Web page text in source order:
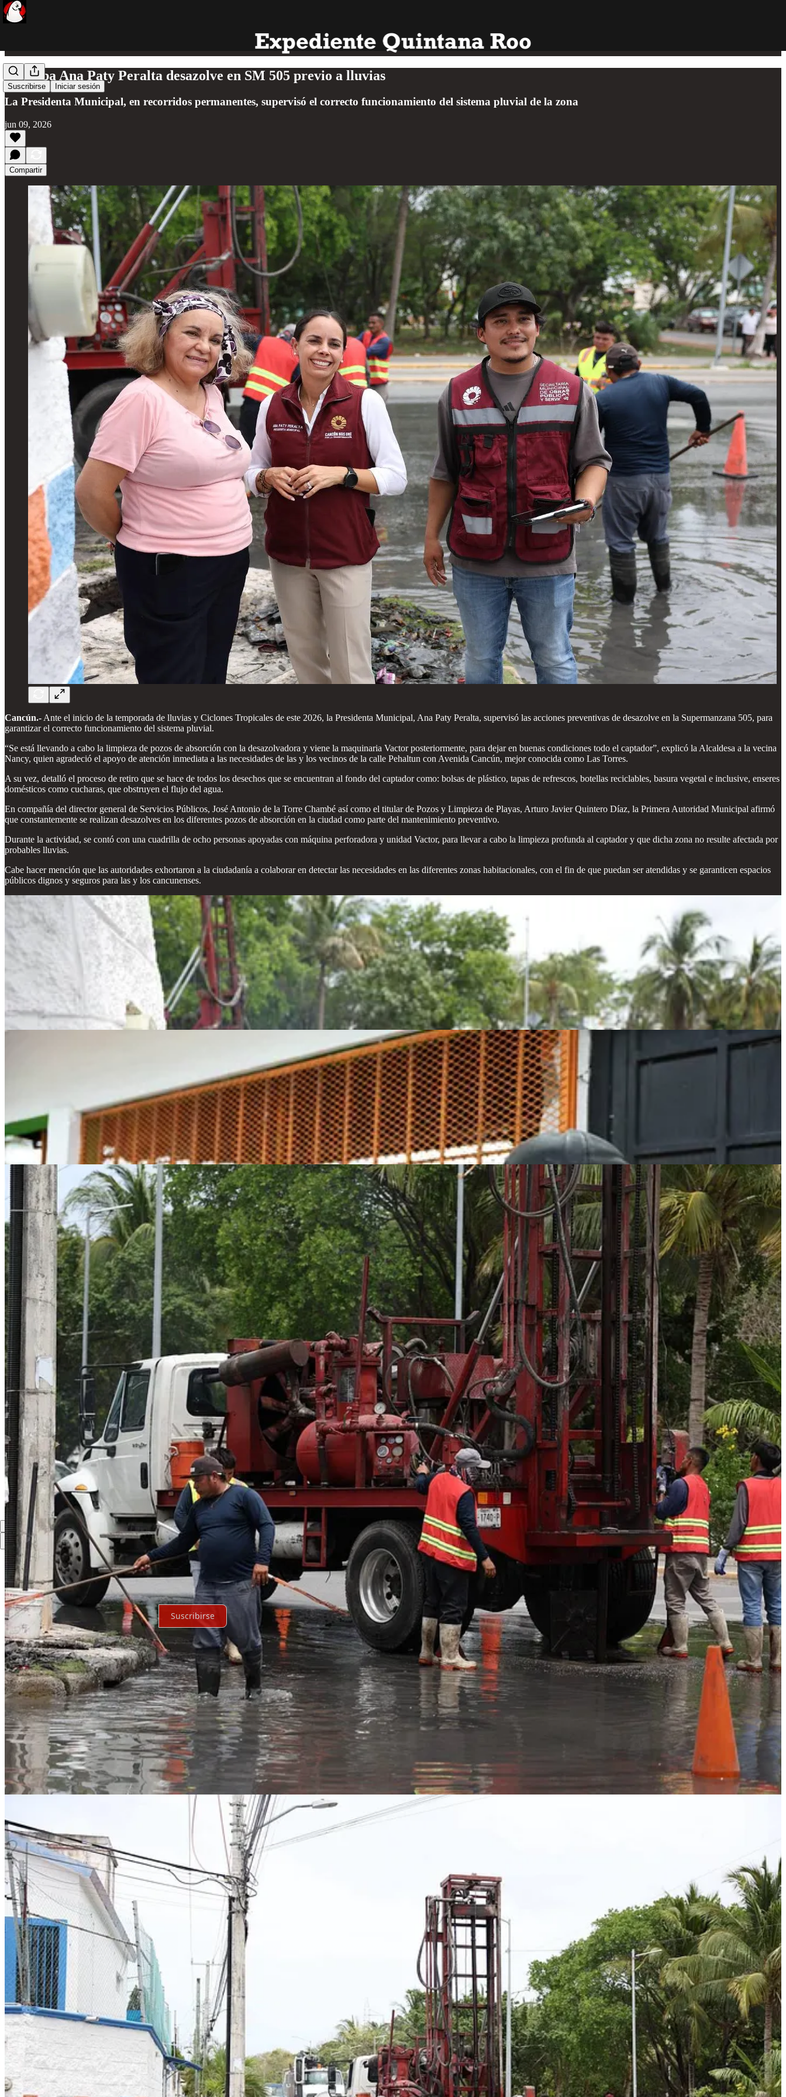
Suscribirse Iniciar sesión
Anticipa Ana Paty Peralta desazolve en SM 505 previo a lluvias
La Presidenta Municipal, en recorridos permanentes, supervisó el correcto funcionamiento del sistema pluvial de la zona
jun 09, 2026
Compartir
Cancún.- Ante el inicio de la temporada de lluvias y Ciclones Tropicales de este 2026, la Presidenta Municipal, Ana Paty Peralta, supervisó las acciones preventivas de desazolve en la Supermanzana 505, para
garantizar el correcto funcionamiento del sistema pluvial.
“Se está llevando a cabo la limpieza de pozos de absorción con la desazolvadora y viene la maquinaria Vactor posteriormente, para dejar en buenas condiciones todo el captador”, explicó la Alcaldesa a la vecina
Nancy, quien agradeció el apoyo de atención inmediata a las necesidades de las y los vecinos de la calle Pehaltun con Avenida Cancún, mejor conocida como Las Torres.
A su vez, detalló el proceso de retiro que se hace de todos los desechos que se encuentran al fondo del captador como: bolsas de plástico, tapas de refrescos, botellas reciclables, basura vegetal e inclusive, enseres
domésticos como cucharas, que obstruyen el flujo del agua.
En compañía del director general de Servicios Públicos, José Antonio de la Torre Chambé así como el titular de Pozos y Limpieza de Playas, Arturo Javier Quintero Díaz, la Primera Autoridad Municipal afirmó
que constantemente se realizan desazolves en los diferentes pozos de absorción en la ciudad como parte del mantenimiento preventivo.
Durante la actividad, se contó con una cuadrilla de ocho personas apoyadas con máquina perforadora y unidad Vactor, para llevar a cabo la limpieza profunda al captador y que dicha zona no resulte afectada por
probables lluvias.
Cabe hacer mención que las autoridades exhortaron a la ciudadanía a colaborar en detectar las necesidades en las diferentes zonas habitacionales, con el fin de que puedan ser atendidas y se garanticen espacios
públicos dignos y seguros para las y los cancunenses.
Compartir
Discusión sobre este post
Comentarios Restacks
Lo mejor de Último Debates
Sin posts
Por supuesto, sigue adelante.
Suscribirse
© 2026 Expediente Quintana Roo· Privacidad Términos Aviso de recolección
Crea tu Substack
Descargar la app
Substackes el hogar de la gran cultura